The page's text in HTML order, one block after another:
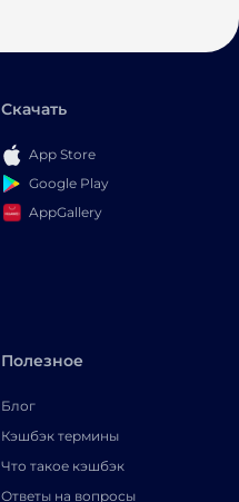
Скачать
App Store
Google Play
AppGallery
Полезное
Блог
Кэшбэк термины
Что такое кэшбэк
Ответы на вопросы